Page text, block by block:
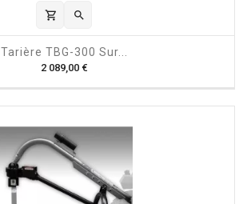
shopping_cart 
Tarière TBG-300 Sur...
2 089,00 €P
x